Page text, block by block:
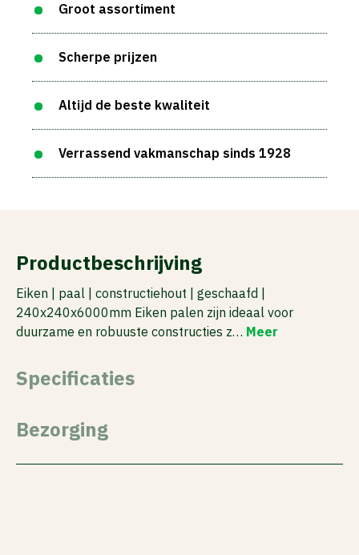
Groot assortiment
Scherpe prijzen
Altijd de beste kwaliteit
Verrassend vakmanschap sinds 1928
Productbeschrijving
Eiken | paal | constructiehout | geschaafd |
240x240x6000mm Eiken palen zijn ideaal voor
duurzame en robuuste constructies z… Meer
Specificaties
Bezorging